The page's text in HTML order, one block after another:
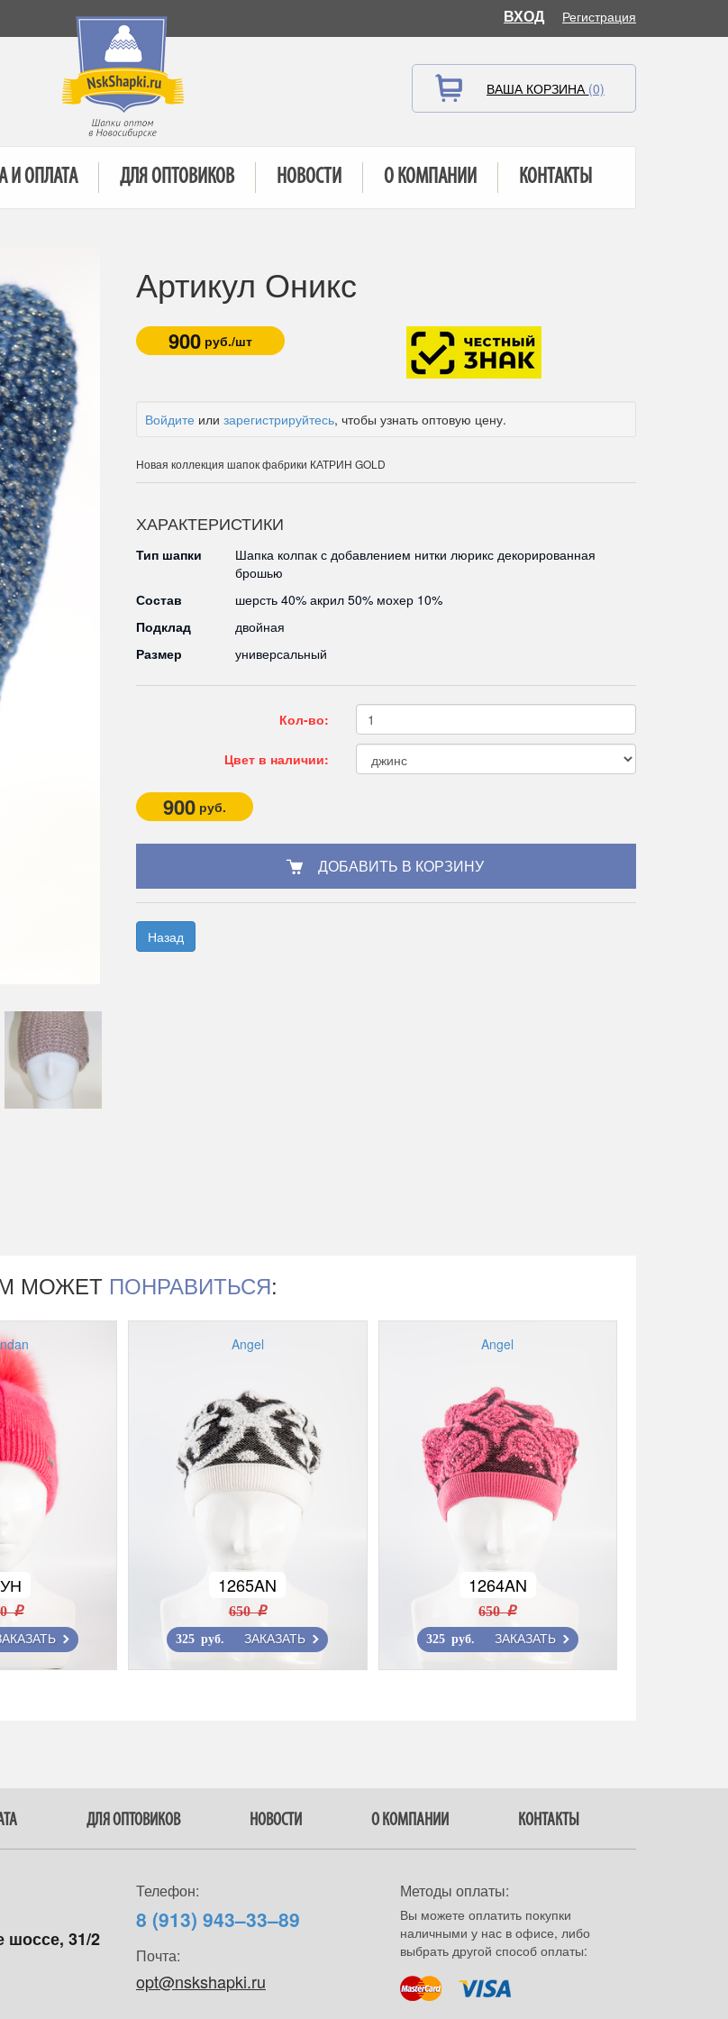
ВХОД Регистрация
ВАША КОРЗИНА (0)
И ОПЛАТА ДЛЯ ОПТОВИКОВ НОВОСТИ О КОМПАНИИ КОНТАКТЫ
Артикул Оникс
900 руб./шт
Войдите или зарегистрируйтесь, чтобы узнать оптовую цену.
Новая коллекция шапок фабрики КАТРИН GOLD
ХАРАКТЕРИСТИКИ
Тип шапки
Шапка колпак с добавлением нитки люрикс декорированная
брошью
Состав
шерсть 40% акрил 50% мохер 10%
Подклад
двойная
Размер
универсальный
Кол-во:
Цвет в наличии:
900 руб.
Назад
МОЖЕТ ПОНРАВИТЬСЯ:
r
Angel
1265AN
650 r
325 руб. ЗАКАЗАТЬ
Angel
1264AN
650 r
325 руб. ЗАКАЗАТЬ
ДЛЯ ОПТОВИКОВ НОВОСТИ О КОМПАНИИ КОНТАКТЫ
шоссе, 31/2
Телефон:
8 (913) 943–33–89
Почта:
opt@nskshapki.ru
Методы оплаты:
Вы можете оплатить покупки
наличными у нас в офисе, либо
выбрать другой способ оплаты: